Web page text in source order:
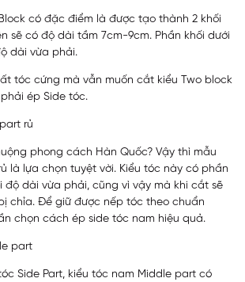
có đặc điểm là được tạo thành 2 khối
sẽ có độ dài tầm 7cm-9cm. Phần khối dưới
dài vừa phải.
tóc cứng mà vẫn muốn cắt kiểu Two block
ép Side tóc.
rủ
phong cách Hàn Quốc? Vậy thì mẫu
là lựa chọn tuyệt vời. Kiểu tóc này có phần
độ dài vừa phải, cũng vì vậy mà khi cắt sẽ
chỉa. Để giữ được nếp tóc theo chuẩn
chọn cách ép side tóc nam hiệu quả.
part
Side Part, kiểu tóc nam Middle part có